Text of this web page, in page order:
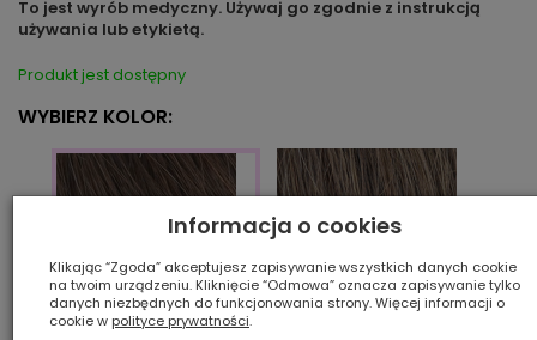
To jest wyrób medyczny. Używaj go zgodnie z instrukcją
używania lub etykietą.
Produkt jest dostępny
WYBIERZ KOLOR:
Informacja o cookies
Klikając “Zgoda” akceptujesz zapisywanie wszystkich danych cookie
na twoim urządzeniu. Kliknięcie “Odmowa” oznacza zapisywanie tylko
danych niezbędnych do funkcjonowania strony. Więcej informacji o
cookie w polityce prywatności.